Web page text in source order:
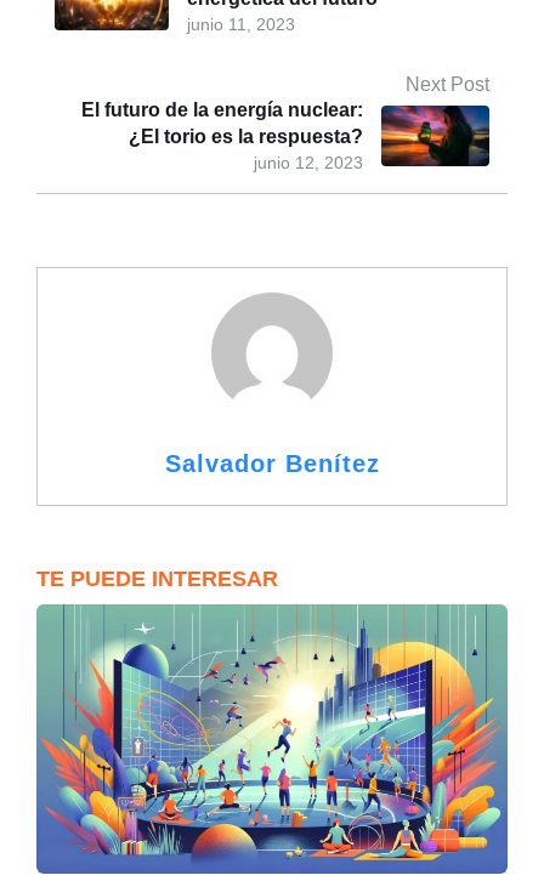
junio 11, 2023
Next Post
junio 12, 2023
El futuro de la energía nuclear:
¿El torio es la respuesta?
Salvador Benítez
TE PUEDE INTERESAR